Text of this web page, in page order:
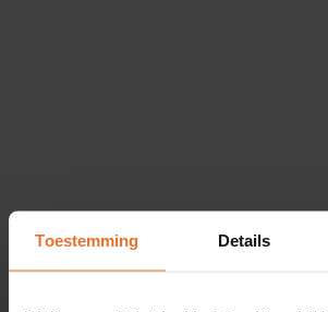
Toestemming Details